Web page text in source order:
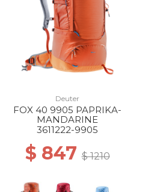
Deuter
FOX 40 9905 PAPRIKA-
MANDARINE
3611222-9905
$ 847$ 1210